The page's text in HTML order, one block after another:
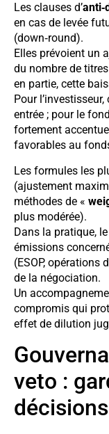
Les clauses d’
en cas de levée
(down‑round).
Elles prévoient un
du nombre de
en partie, cette
Pour
entrée ; pour le
fortement
favorables au
Les formules les
(ajustement
méthodes de «
plus modérée).
Dans la pratique,
émissions
(ESOP, opérations
de la négociation.
Un
compromis qui
effet de dilution
veto :